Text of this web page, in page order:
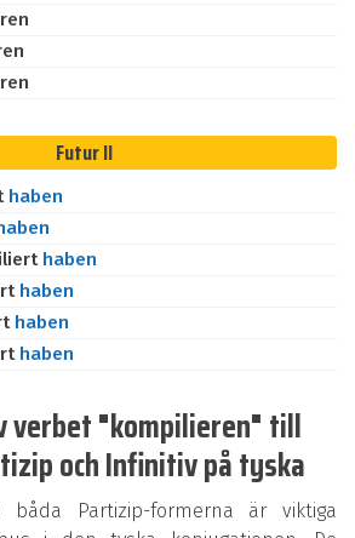
Futur II
haben
haben
haben
haben
haben
verbet "kompilieren" till
och Infinitiv på tyska
Partizip-formerna är viktiga